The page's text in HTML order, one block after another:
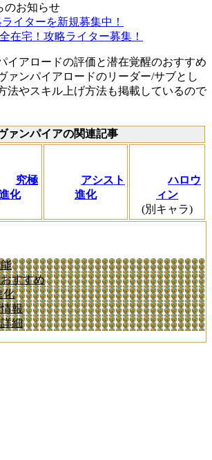
のお知らせ
イターを新規募集中！
在宅！攻略ライター募集！
イアロードの評価と潜在覚醒のおすすめ
ァンパイアロードのリーダー/サブとし
法やスキル上げ方法も掲載しているので
ァンパイアの関連記事
究極
化
アシスト
進化
ハロウ
ィン
(別キャラ)
すすめ
化
報
細